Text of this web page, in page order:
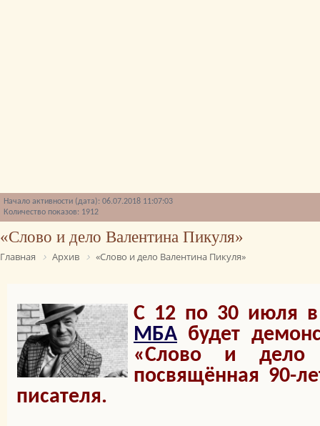
Начало активности (дата): 06.07.2018 11:07:03
Количество показов: 1912
«Слово и дело Валентина Пикуля»
Главная Архив «Слово и дело Валентина Пикуля»
С 12 по 30 июля
МБА будет
«Слово и дело
посвящённая 90-
писателя.